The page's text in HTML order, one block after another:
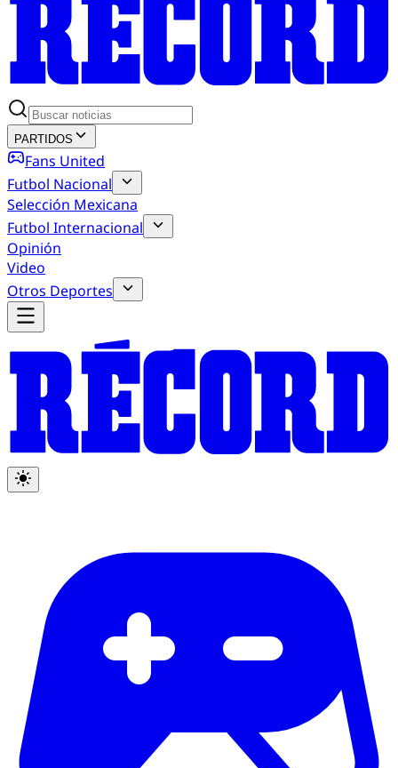
PARTIDOS
Fans United
Futbol Nacional
Selección Mexicana
Futbol Internacional
Opinión
Video
Otros Deportes